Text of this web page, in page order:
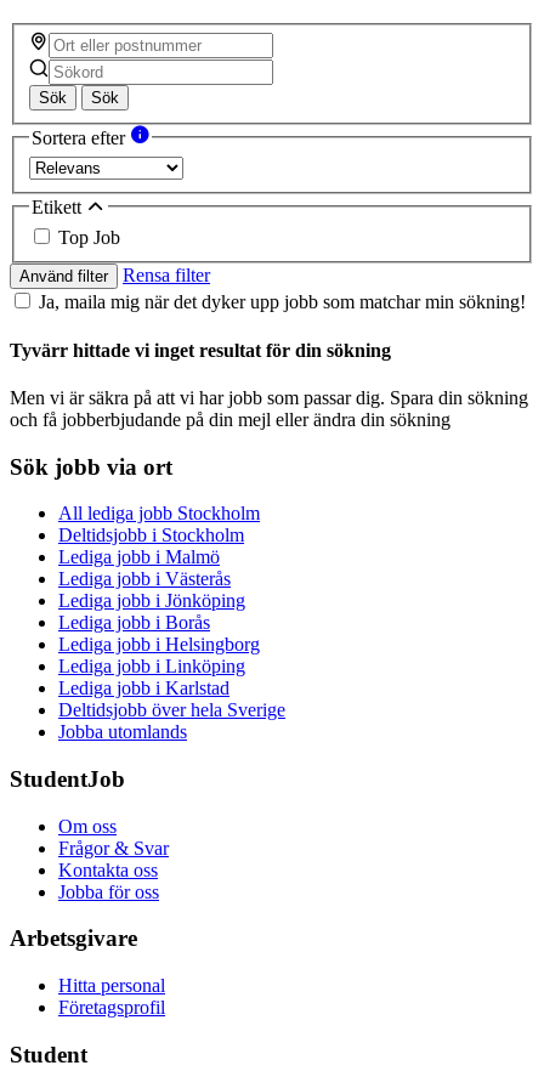
Sök Sök
Sortera efter
Etikett
Top Job
Använd filter
Rensa filter
Ja, maila mig när det dyker upp jobb som matchar min sökning!
Tyvärr hittade vi inget resultat för din sökning
Men vi är säkra på att vi har jobb som passar dig. Spara din sökning
och få jobberbjudande på din mejl eller ändra din sökning
Sök jobb via ort
All lediga jobb Stockholm
Deltidsjobb i Stockholm
Lediga jobb i Malmö
Lediga jobb i Västerås
Lediga jobb i Jönköping
Lediga jobb i Borås
Lediga jobb i Helsingborg
Lediga jobb i Linköping
Lediga jobb i Karlstad
Deltidsjobb över hela Sverige
Jobba utomlands
StudentJob
Om oss
Frågor & Svar
Kontakta oss
Jobba för oss
Arbetsgivare
Hitta personal
Företagsprofil
Student